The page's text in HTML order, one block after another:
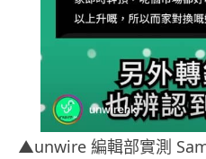
▲unwire 編輯部實測